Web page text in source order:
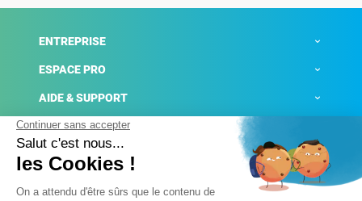
ENTREPRISE
ESPACE PRO
AIDE & SUPPORT
ACTUALITÉS